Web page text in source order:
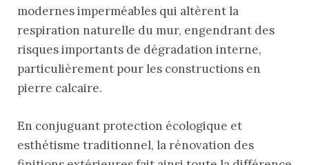
modernes imperméables qui altèrent la
respiration naturelle du mur, engendrant des
risques importants de dégradation interne,
particulièrement pour les constructions en
pierre calcaire.
En conjuguant protection écologique et
esthétisme traditionnel, la rénovation des